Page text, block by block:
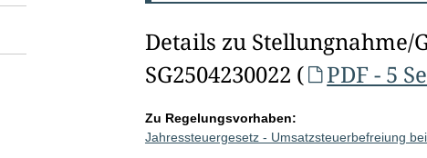
Details zu Stellungnahme/
SG2504230022 (
PDF - 5
Zu Regelungsvorhaben:
Jahressteuergesetz - Umsatzsteuerbefreiung